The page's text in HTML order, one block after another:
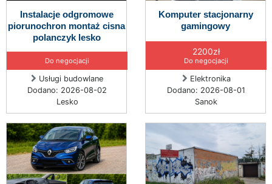
Instalacje odgromowe
piorunochron montaż cisna
polanczyk lesko
Do negocjacji
Usługi budowlane
Dodano: 2026-08-02
Lesko
Komputer stacjonarny
gamingowy
2200zł
Do negocjacji
Elektronika
Dodano: 2026-08-01
Sanok